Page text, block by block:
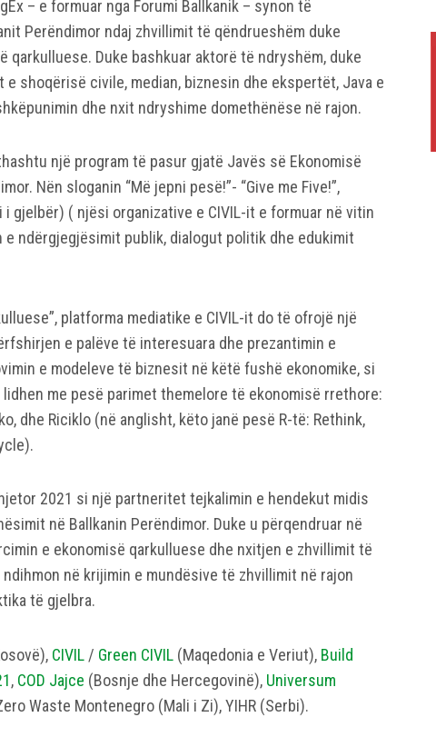
– e formuar nga Forumi Ballkanik – synon të
Perëndimor ndaj zhvillimit të qëndrueshëm duke
qarkulluese. Duke bashkuar aktorë të ndryshëm, duke
e shoqërisë civile, median, biznesin dhe ekspertët, Java e
dhe nxit ndryshime domethënëse në rajon.
një program të pasur gjatë Javës së Ekonomisë
Nën sloganin “Më jepni pesë!”- “Give me Five!”,
i gjelbër) ( njësi organizative e CIVIL-it e formuar në vitin
ndërgjegjësimit publik, dialogut politik dhe edukimit
platforma mediatike e CIVIL-it do të ofrojë një
e palëve të interesuara dhe prezantimin e
e modeleve të biznesit në këtë fushë ekonomike, si
me pesë parimet themelore të ekonomisë rrethore:
dhe Riciklo (në anglisht, këto janë pesë R-të: Rethink,
2021 si një partneritet tejkalimin e hendekut midis
në Ballkanin Perëndimor. Duke u përqendruar në
e ekonomisë qarkulluese dhe nxitjen e zhvillimit të
në krijimin e mundësive të zhvillimit në rajon
të gjelbra.
CIVIL / Green CIVIL (Maqedonia e Veriut), Build
, COD Jajce (Bosnje dhe Hercegovinë), Universum
Waste Montenegro (Mali i Zi), YIHR (Serbi).